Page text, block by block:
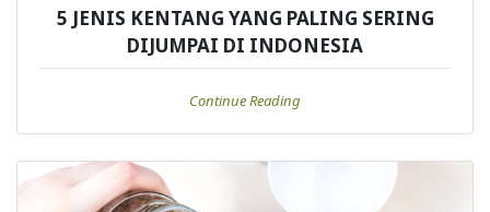
5 JENIS KENTANG YANG PALING SERING
DIJUMPAI DI INDONESIA
Continue Reading